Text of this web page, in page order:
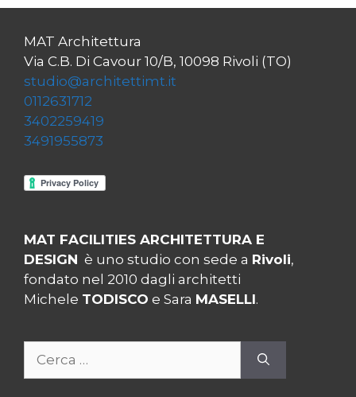
MAT Architettura
Via C.B. Di Cavour 10/B, 10098 Rivoli (TO)
studio@architettimt.it
0112631712
3402259419
3491955873
MAT FACILITIES ARCHITETTURA E
DESIGN è uno studio con sede a Rivoli,
fondato nel 2010 dagli architetti
Michele TODISCO e Sara MASELLI.